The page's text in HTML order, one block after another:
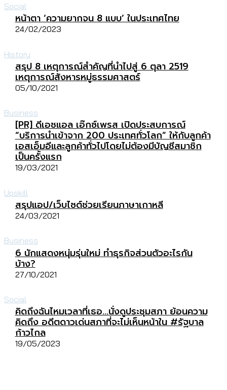
Social
หน้าตา ‘ความยากจน 8 แบบ’ ในประเทศไทย
24/02/2023
History
สรุป 8 เหตุการณ์สำคัญที่นำไปสู่ 6 ตุลา 2519
เหตุการณ์สังหารหมู่ธรรมศาสตร์
05/10/2021
Business
[PR] ดีเอชแอล เอ๊กซ์เพรส เปิดประสบการณ์
“บริการนำเข้าจาก 200 ประเทศทั่วโลก” ให้กับลูกค้า
เอสเอ็มอีและลูกค้าทั่วไปโดยไม่ต้องมีบัญชีสมาชิก
เป็นครั้งแรก
19/03/2021
Upskill
สรุปแอป/เว็บไซต์ช่วยเรียนภาษาเกาหลี
24/03/2021
Business
6 นักแสดงหนุ่มรุ่นใหม่ ทำธุรกิจส่วนตัวอะไรกัน
บ้าง?
27/10/2021
Social
คิดถึงฉันไหมเวลาที่เธอ…นั่งดูประชุมสภา ย้อนความ
คิดถึง อดีตดาวเด่นสภาที่จะไม่เห็นหน้าใน #รัฐบาล
ก้าวไกล
19/05/2023